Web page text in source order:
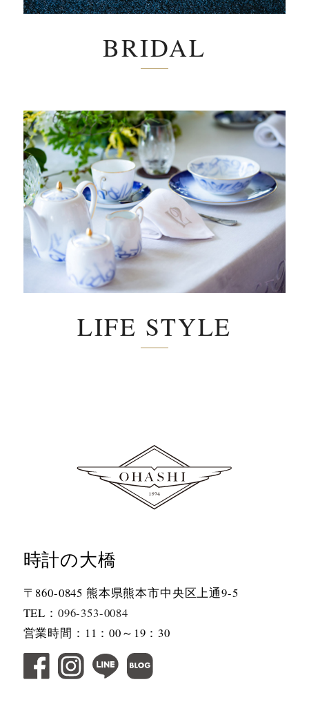
BRIDAL
LIFE STYLE
時計の大橋
〒860-0845 熊本県熊本市中央区上通9-5
TEL： 096-353-0084
営業時間：11：00～19：30